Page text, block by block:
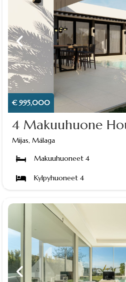
€ 995,000
4 Makuuhuone
Mijas, Málaga
Makuuhuoneet 4
Kylpyhuoneet 4